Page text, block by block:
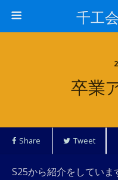
千工
卒業
Share Tweet
S25から紹介をしてい